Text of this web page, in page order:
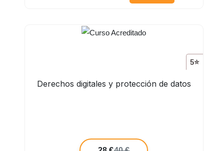
5⭐
Derechos digitales y protección de datos